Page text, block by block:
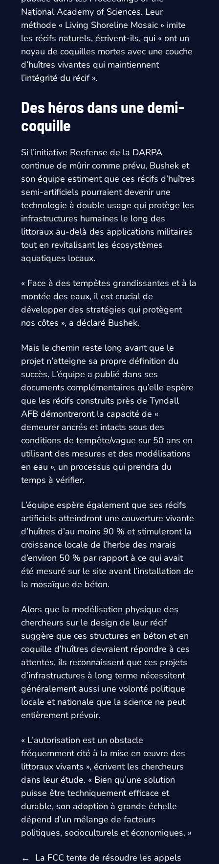
National Academy of Sciences. Leur
méthode « Living Shoreline Mosaic » imite
les récifs naturels, écrivent-ils, qui « ont un
noyau de coquilles mortes avec une couche
d’huîtres vivantes qui maintiennent
l’intégrité du récif ».
Des héros dans une demi-
coquille
Si l’initiative Reefense de la DARPA
continue de mûrir comme prévu, Bushek et
son équipe estiment que ces récifs d’huîtres
semi-artificiels pourraient devenir une
technologie à double usage qui protège les
infrastructures humaines le long des
littoraux au-delà des applications militaires
tout en revitalisant les écosystèmes
aquatiques locaux.
« Face à des tempêtes grandissantes et à la
montée des eaux, il est crucial de
développer des stratégies qui protègent
nos côtes », a déclaré Bushek.
Mais le chemin reste long avant que le
projet n’atteigne sa propre définition du
succès. L’équipe a publié dans ses
documents complémentaires qu’elle espère
que les récifs construits près de Tyndall
AFB démontreront la capacité de «
demeurer ancrés et intacts sous des
conditions de tempête/vague sur 50 ans en
utilisant des mesures et des modélisations
en eau », un processus qui prendra du
temps à vérifier.
L’équipe espère également que ses récifs
artificiels atteindront une couverture vivante
d’huîtres d’au moins 90 % et stimuleront la
croissance locale de l’herbe des marais
d’environ 50 % par rapport à ce qui avait
été mesuré sur le site avant l’installation de
la mosaïque de béton.
Alors que la modélisation physique des
chercheurs sur le design de leur récif
suggère que ces structures en béton et en
coquille d’huîtres devraient répondre à ces
attentes, ils reconnaissent que ces projets
d’infrastructures à long terme nécessitent
généralement aussi une volonté politique
locale et nationale que la science ne peut
entièrement prévoir.
« L’autorisation est un obstacle
fréquemment cité à la mise en œuvre des
littoraux vivants », écrivent les chercheurs
dans leur étude. « Bien qu’une solution
puisse être techniquement efficace et
durable, son adoption à grande échelle
dépend d’un mélange de facteurs
politiques, socioculturels et économiques. »
←
La FCC tente de résoudre les appels